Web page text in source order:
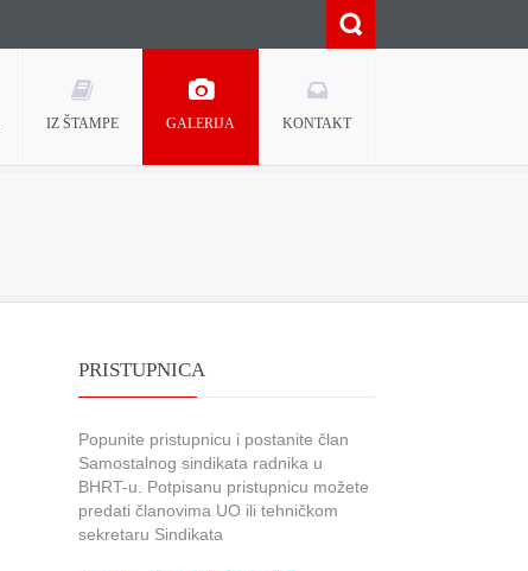
IZ ŠTAMPE GALERIJA KONTAKT
PRISTUPNICA
Popunite pristupnicu i postanite član
Samostalnog sindikata radnika u
BHRT-u. Potpisanu pristupnicu možete
predati članovima UO ili tehničkom
sekretaru Sindikata